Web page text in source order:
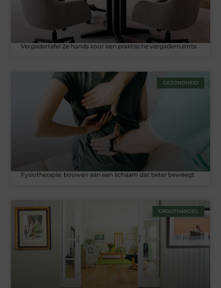
Vergadertafel 2e hands voor een praktische vergaderruimte
GEZONDHEID
Fysiotherapie: bouwen aan een lichaam dat beter beweegt
GROOTHANDEL